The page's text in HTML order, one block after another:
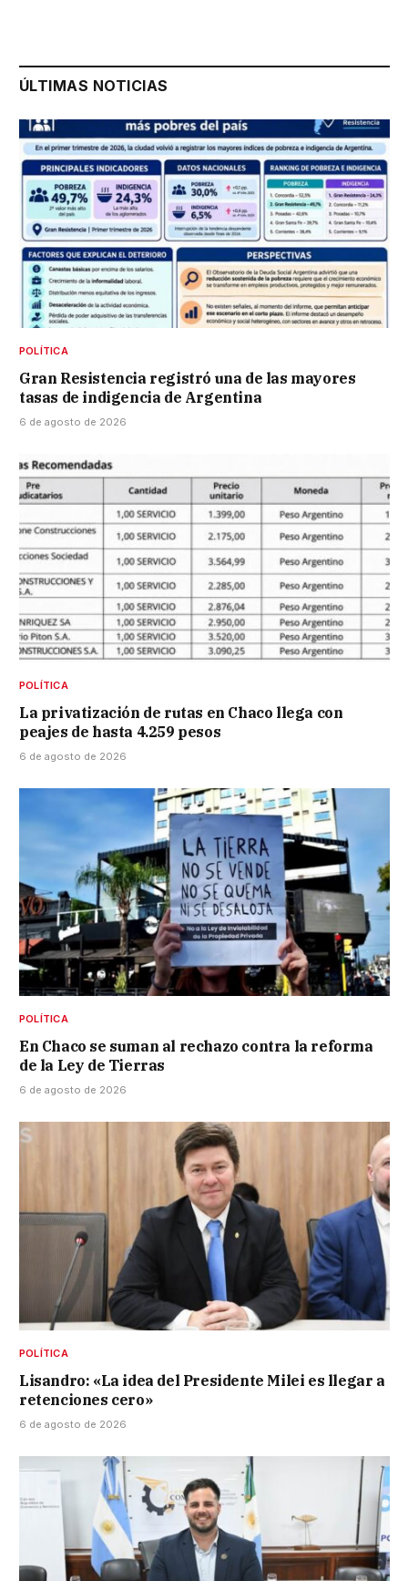
ÚLTIMAS NOTICIAS
POLÍTICA
Gran Resistencia registró una de las mayores
tasas de indigencia de Argentina
6 de agosto de 2026
POLÍTICA
La privatización de rutas en Chaco llega con
peajes de hasta 4.259 pesos
6 de agosto de 2026
POLÍTICA
En Chaco se suman al rechazo contra la reforma
de la Ley de Tierras
6 de agosto de 2026
POLÍTICA
Lisandro: «La idea del Presidente Milei es llegar a
retenciones cero»
6 de agosto de 2026